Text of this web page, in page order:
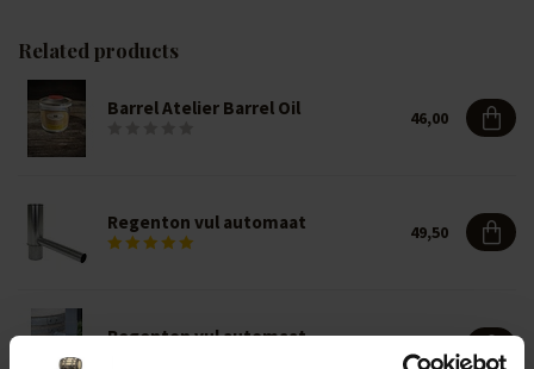
Related products
Barrel Atelier Barrel Oil 46,00
Regenton vul automaat 49,50
Regenton vul automaat